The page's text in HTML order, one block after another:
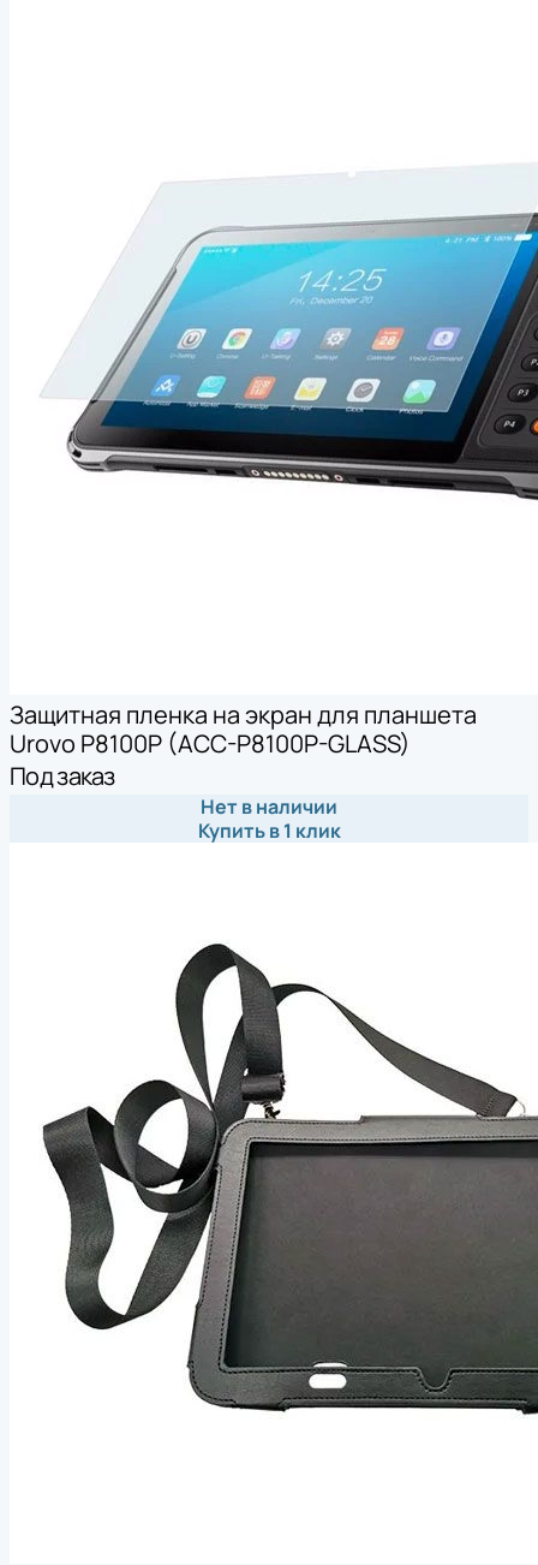
Защитная пленка на экран для планшета
Urovo P8100P (ACC-P8100P-GLASS)
Под заказ
Нет в наличии
Купить в 1 клик